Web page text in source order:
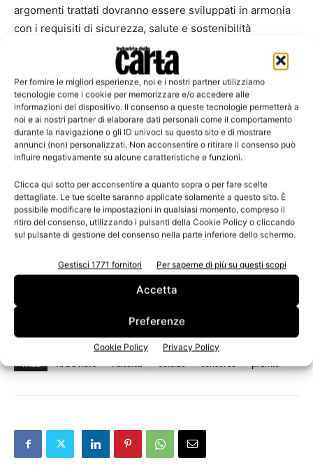
Per fornire le migliori esperienze, noi e i nostri partner utilizziamo
tecnologie come i cookie per memorizzare e/o accedere alle
informazioni del dispositivo. Il consenso a queste tecnologie permetterà a
noi e ai nostri partner di elaborare dati personali come il comportamento
durante la navigazione o gli ID univoci su questo sito e di mostrare
annunci (non) personalizzati. Non acconsentire o ritirare il consenso può
influire negativamente su alcune caratteristiche e funzioni.
Clicca qui sotto per acconsentire a quanto sopra o per fare scelte
dettagliate. Le tue scelte saranno applicate solamente a questo sito. È
possibile modificare le impostazioni in qualsiasi momento, compreso il
ritiro del consenso, utilizzando i pulsanti della Cookie Policy o cliccando
sul pulsante di gestione del consenso nella parte inferiore dello schermo.
Gestisci 1771 fornitori Per saperne di più su questi scopi
Accetta
Preferenze
Cookie Policy Privacy Policy
argomenti trattati dovranno essere sviluppati in armonia
con i requisiti di sicurezza, salute e sostenibilità
ambientale previsti dalle normative vigenti.
per la tesi di laurea meritevole consiste in una
somma di € 3.000,00 messa a disposizione da Aticelca e
Celsius, le quali contribuiscono in parti uguali. L’autore
della tesi di laurea meritevole acquisisce inoltre il diritto
di partecipare al Master in “Produzione della
carta/cartone e gestione del sistema produttivo” con una
ufficiale.
Il premio per la tesi del Master in “Produzione della
carta/cartone e gestione del sistema produttivo”
disposizione da Aticelca.
La domanda di partecipazione
dovrà pervenire presso Aticelca
TAGS Al De Ruvo Aticelca Celsius concorso premio